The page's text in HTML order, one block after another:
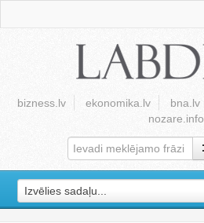
bizness.lv ekonomika.lv bna.lv
nozare.info
Izvēlies sadaļu...